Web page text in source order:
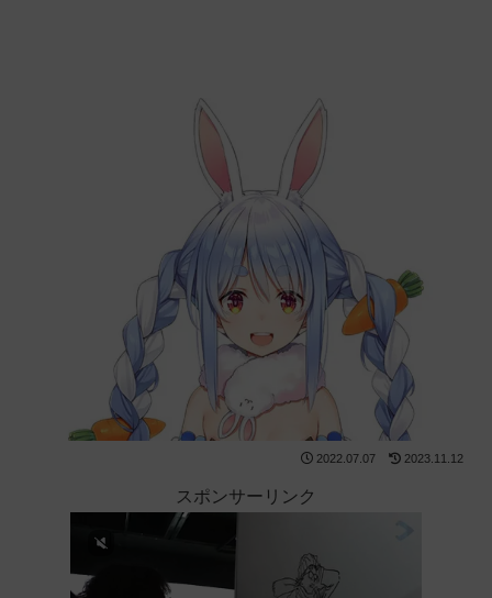
2022.07.07 2023.11.12
スポンサーリンク